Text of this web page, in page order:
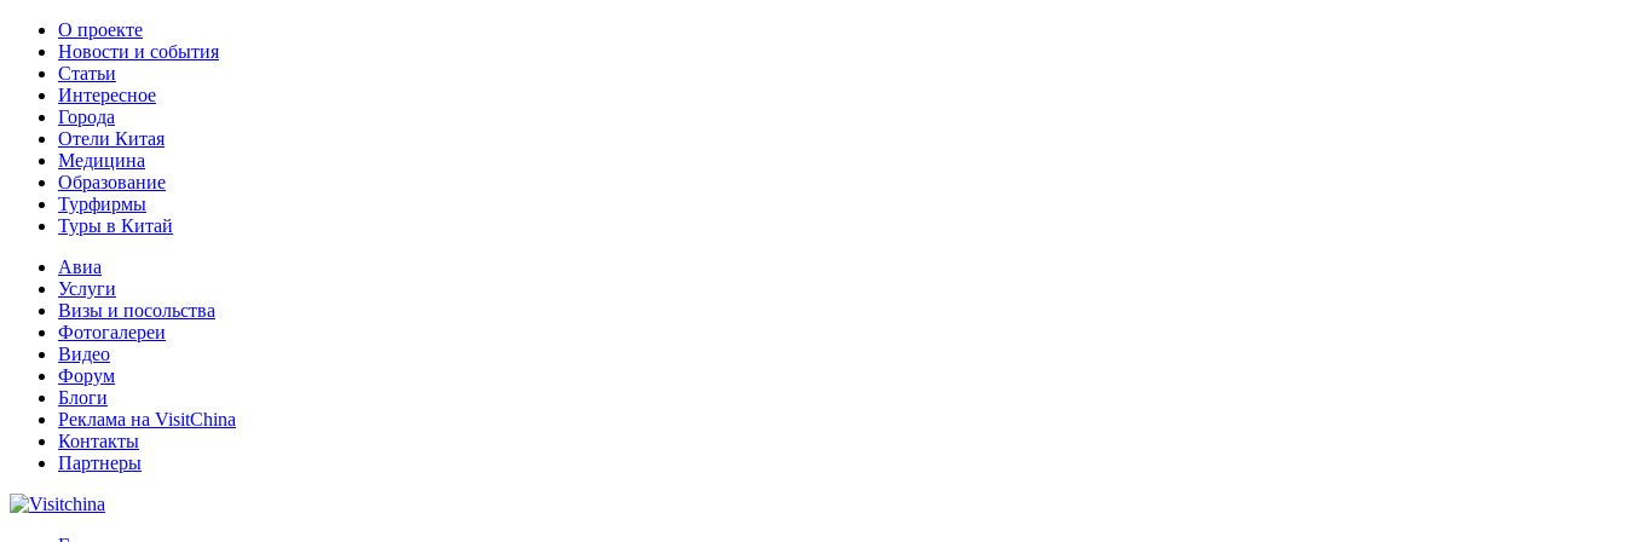
О проекте
Новости и события
Статьи
Интересное
Города
Отели Китая
Медицина
Образование
Турфирмы
Туры в Китай
Авиа
Услуги
Визы и посольства
Фотогалереи
Видео
Форум
Блоги
Реклама на VisitChina
Контакты
Партнеры